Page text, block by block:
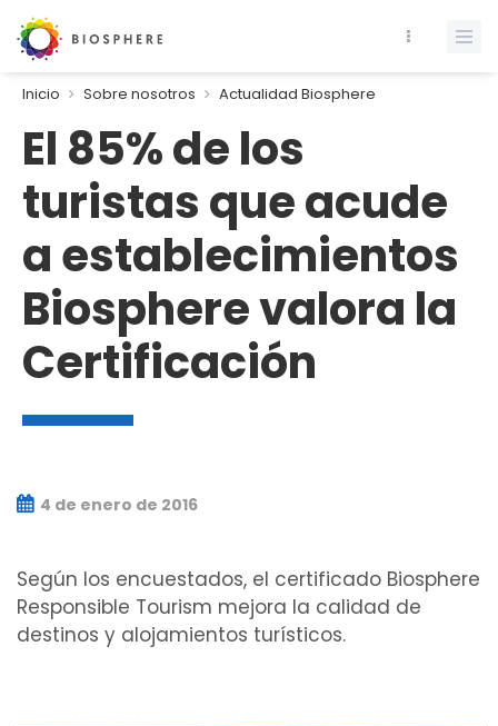
Inicio Sobre nosotros Actualidad Biosphere
El 85% de los
turistas que acude
a establecimientos
Biosphere valora la
Certificación
4 de enero de 2016
Según los encuestados, el certificado Biosphere
Responsible Tourism mejora la calidad de
destinos y alojamientos turísticos.